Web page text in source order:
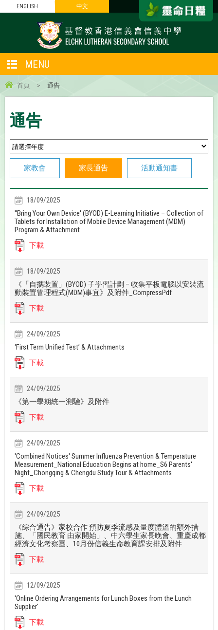
ENGLISH 中文
MENU
首頁 > 通告
通告
家教會 家長通告 活動通知書
18/09/2025
''Bring Your Own Device' (BYOD) E-Learning Initiative – Collection of
Tablets for Installation of Mobile Device Management (MDM)
Program & Attachment
下載
18/09/2025
《「自攜裝置」(BYOD) 子學習計劃 – 收集平板電腦以安裝流
動裝置管理程式(MDM)事宜》及附件_CompressPdf
下載
24/09/2025
‘First Term Unified Test’ & Attachments
下載
24/09/2025
《第一學期統一測驗》及附件
下載
24/09/2025
'Combined Notices' Summer Influenza Prevention & Temperature
Measurement_National Education Begins at home_S6 Parents‘
Night_Chongqing & Chengdu Study Tour & Attachments
下載
24/09/2025
《綜合通告》家校合作 預防夏季流感及量度體溫的額外措
施、「國民教育 由家開始」、中六學生家長晚會、重慶成都
經濟文化考察團、10月份信義生命教育課安排及附件
下載
12/09/2025
'Online Ordering Arrangements for Lunch Boxes from the Lunch
Supplier'
下載